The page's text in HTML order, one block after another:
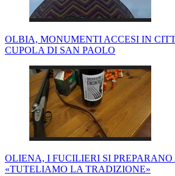
OLBIA, MONUMENTI ACCESI IN
CUPOLA DI SAN PAOLO
OLIENA, I FUCILIERI SI PREPARANO
«TUTELIAMO LA TRADIZIONE»